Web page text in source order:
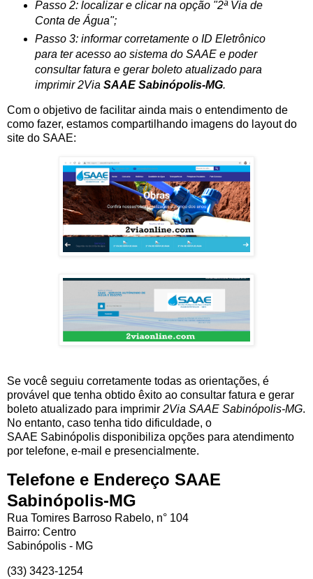
Passo 2: localizar e clicar na opção "2ª Via de
Conta de Água";
Passo 3: informar corretamente o ID Eletrônico
para ter acesso ao sistema do SAAE e poder
consultar fatura e gerar boleto atualizado para
imprimir 2Via SAAE Sabinópolis-MG.
Com o objetivo de facilitar ainda mais o entendimento de
como fazer, estamos compartilhando imagens do layout do
site do SAAE:
Se você seguiu corretamente todas as orientações, é
provável que tenha obtido êxito ao consultar fatura e gerar
boleto atualizado para imprimir 2Via SAAE Sabinópolis-MG.
No entanto, caso tenha tido dificuldade, o
SAAE Sabinópolis disponibiliza opções para atendimento
por telefone, e-mail e presencialmente.
Telefone e Endereço SAAE
Sabinópolis-MG
Rua Tomires Barroso Rabelo, n° 104
Bairro: Centro
Sabinópolis - MG
(33) 3423-1254